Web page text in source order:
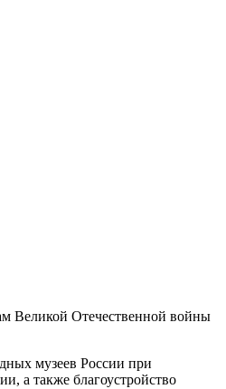
Великой Отечественной войны
музеев России при
а также благоустройство